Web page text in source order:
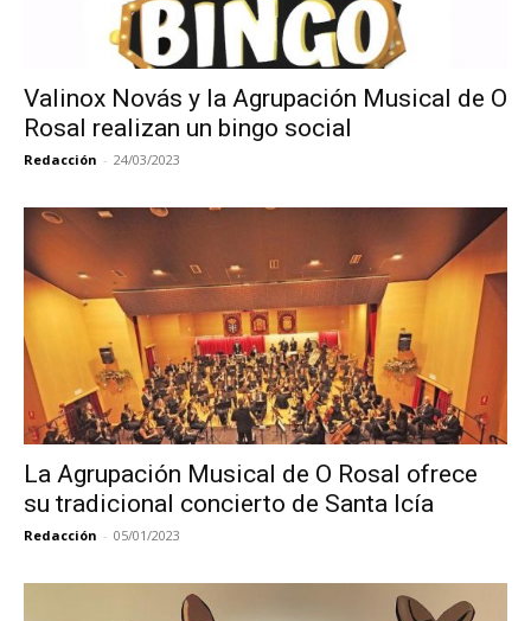
Valinox Novás y la Agrupación Musical de O
Rosal realizan un bingo social
Redacción - 24/03/2023
La Agrupación Musical de O Rosal ofrece
su tradicional concierto de Santa Icía
Redacción - 05/01/2023